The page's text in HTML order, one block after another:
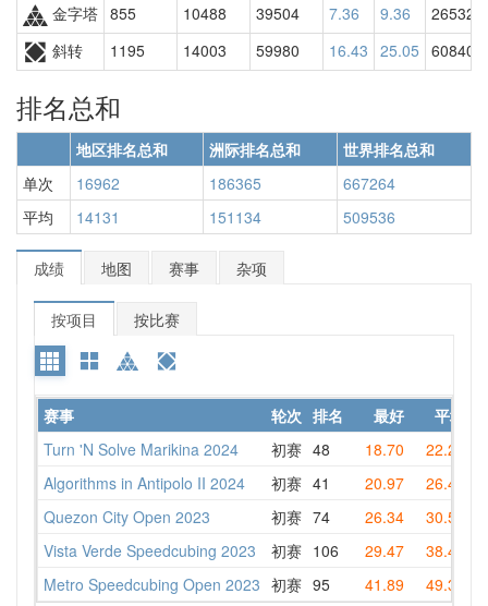
金字塔 855 10488 39504 7.36 9.36
26532
斜转
1195 14003 59980 16.43 25.05 60840
排名总和
地区排名总和 洲际排名总和
世界排名总和
单次
16962 186365
667264
平均
14131 151134 509536
成绩 地图 赛事 杂项
按项目 按比赛
赛事 轮次 排名 最好 平均
Turn 'N Solve Marikina 2024
初赛 48 18.70 22.20
Algorithms in Antipolo II 2024 初赛 41 20.97 26.48
Quezon City Open 2023 初赛 74 26.34 30.52
Vista Verde Speedcubing 2023 初赛 106 29.47 38.42
Metro Speedcubing Open 2023 初赛 95 41.89 49.35